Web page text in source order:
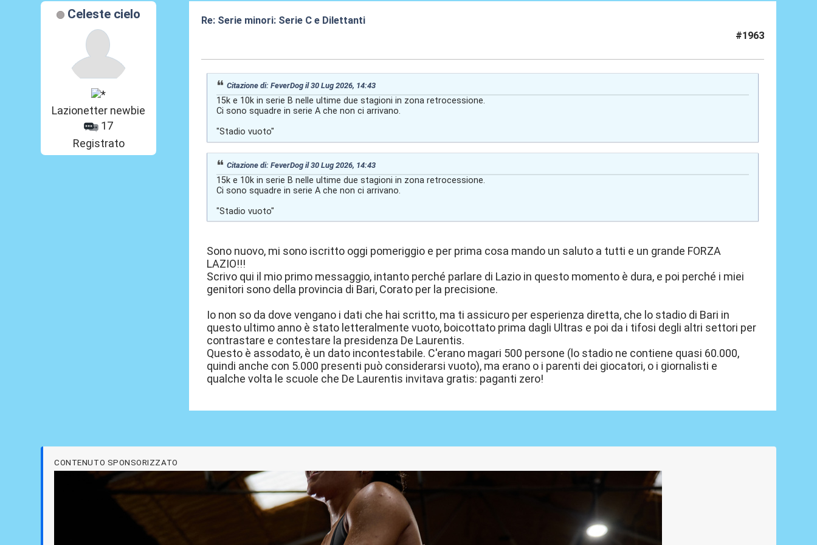
Celeste cielo
Lazionetter newbie
17
Registrato
Re: Serie minori: Serie C e Dilettanti
#1963
Citazione di: FeverDog il 30 Lug 2026, 14:43
15k e 10k in serie B nelle ultime due stagioni in zona retrocessione.
Ci sono squadre in serie A che non ci arrivano.
"Stadio vuoto"
Citazione di: FeverDog il 30 Lug 2026, 14:43
15k e 10k in serie B nelle ultime due stagioni in zona retrocessione.
Ci sono squadre in serie A che non ci arrivano.
"Stadio vuoto"
Sono nuovo, mi sono iscritto oggi pomeriggio e per prima cosa mando un saluto a tutti e un grande FORZA
LAZIO!!!
Scrivo qui il mio primo messaggio, intanto perché parlare di Lazio in questo momento è dura, e poi perché i miei
genitori sono della provincia di Bari, Corato per la precisione.
Io non so da dove vengano i dati che hai scritto, ma ti assicuro per esperienza diretta, che lo stadio di Bari in
questo ultimo anno è stato letteralmente vuoto, boicottato prima dagli Ultras e poi da i tifosi degli altri settori per
contrastare e contestare la presidenza De Laurentis.
Questo è assodato, è un dato incontestabile. C'erano magari 500 persone (lo stadio ne contiene quasi 60.000,
quindi anche con 5.000 presenti può considerarsi vuoto), ma erano o i parenti dei giocatori, o i giornalisti e
qualche volta le scuole che De Laurentis invitava gratis: paganti zero!
CONTENUTO SPONSORIZZATO